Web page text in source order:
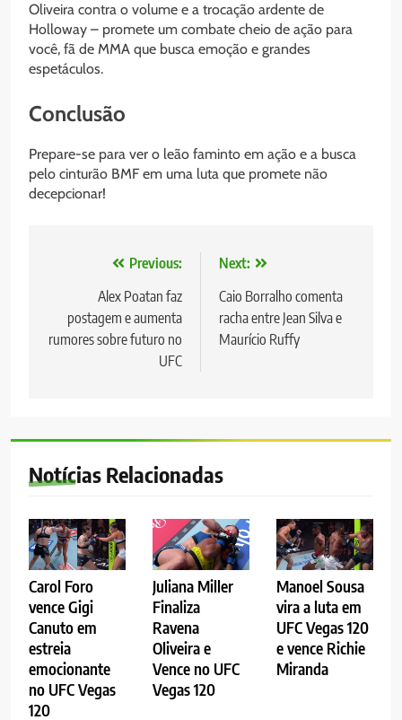
Oliveira contra o volume e a trocação ardente de
Holloway – promete um combate cheio de ação para
você, fã de MMA que busca emoção e grandes
espetáculos.
Conclusão
Prepare-se para ver o leão faminto em ação e a busca
pelo cinturão BMF em uma luta que promete não
decepcionar!
Navegação
Post
Previous:
Alex Poatan faz
postagem e aumenta
rumores sobre futuro no
UFC
Next:
Caio Borralho comenta
racha entre Jean Silva e
Maurício Ruffy
Notícias Relacionadas
Carol Foro
vence Gigi
Canuto em
estreia
emocionante
no UFC Vegas
120
Juliana Miller
Finaliza
Ravena
Oliveira e
Vence no UFC
Vegas 120
Manoel Sousa
vira a luta em
UFC Vegas 120
e vence Richie
Miranda